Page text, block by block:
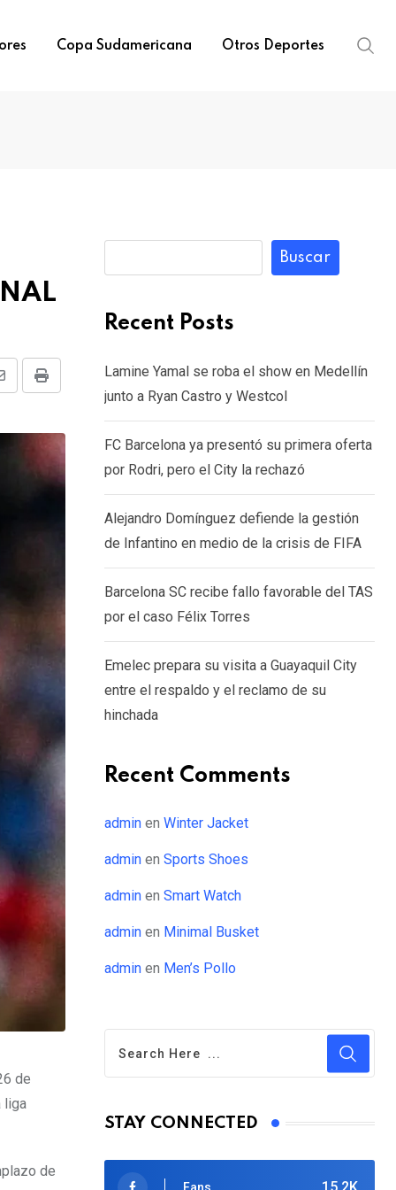
Copa Sudamericana Otros Deportes
Print
de
liga
de
Buscar
Recent Posts
Lamine Yamal se roba el show en Medellín
junto a Ryan Castro y Westcol
FC Barcelona ya presentó su primera oferta
por Rodri, pero el City la rechazó
Alejandro Domínguez defiende la gestión
de Infantino en medio de la crisis de FIFA
Barcelona SC recibe fallo favorable del TAS
por el caso Félix Torres
Emelec prepara su visita a Guayaquil City
entre el respaldo y el reclamo de su
hinchada
Recent Comments
admin en Winter Jacket
admin en Sports Shoes
admin en Smart Watch
admin en Minimal Busket
admin en Men’s Pollo
STAY CONNECTED